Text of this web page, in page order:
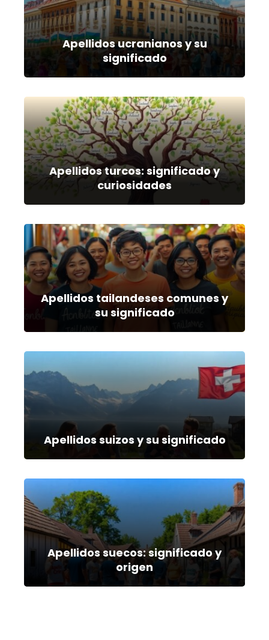
Apellidos ucranianos y su
significado
Apellidos turcos: significado y
curiosidades
Apellidos tailandeses comunes y
su significado
Apellidos suizos y su significado
Apellidos suecos: significado y
origen